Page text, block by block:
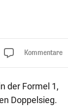
Kommentare
der Formel 1,
Doppelsieg.